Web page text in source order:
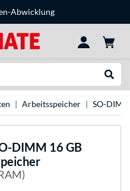
Abwicklung
Arbeitsspeicher SO-DIMM
DIMM 16 GB